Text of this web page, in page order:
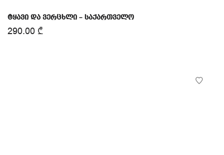
ტყავი და ვერცხლი – საქართველო
290.00 ₾